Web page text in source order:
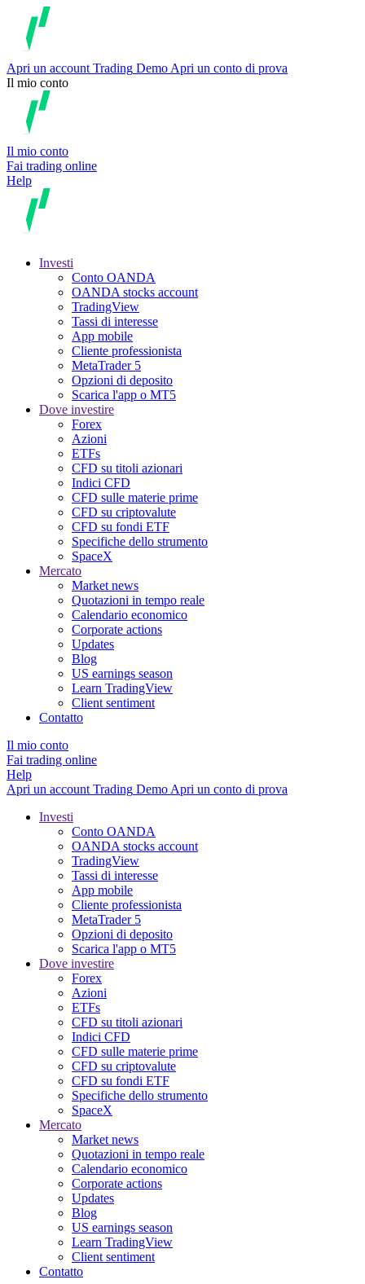
Apri un account Trading Demo Apri un conto di prova
Il mio conto
Il mio conto
Fai trading online
Help
Investi
Conto OANDA
OANDA stocks account
TradingView
Tassi di interesse
App mobile
Cliente professionista
MetaTrader 5
Opzioni di deposito
Scarica l'app o MT5
Dove investire
Forex
Azioni
ETFs
CFD su titoli azionari
Indici CFD
CFD sulle materie prime
CFD su criptovalute
CFD su fondi ETF
Specifiche dello strumento
SpaceX
Mercato
Market news
Quotazioni in tempo reale
Calendario economico
Corporate actions
Updates
Blog
US earnings season
Learn TradingView
Client sentiment
Contatto
Il mio conto
Fai trading online
Help
Apri un account Trading Demo Apri un conto di prova
Investi
Conto OANDA
OANDA stocks account
TradingView
Tassi di interesse
App mobile
Cliente professionista
MetaTrader 5
Opzioni di deposito
Scarica l'app o MT5
Dove investire
Forex
Azioni
ETFs
CFD su titoli azionari
Indici CFD
CFD sulle materie prime
CFD su criptovalute
CFD su fondi ETF
Specifiche dello strumento
SpaceX
Mercato
Market news
Quotazioni in tempo reale
Calendario economico
Corporate actions
Updates
Blog
US earnings season
Learn TradingView
Client sentiment
Contatto